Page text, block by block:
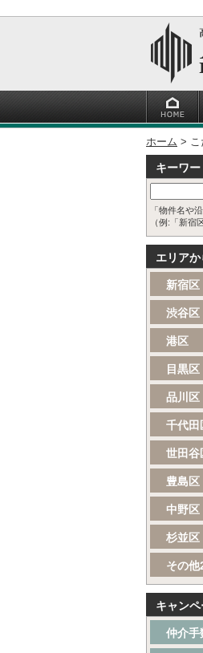
ホーム
キーワ
「物件名や
（例:「新
エリア
新宿区
渋谷区
港区
目黒区
品川区
千代田
世田谷
豊島区
中野区
杉並区
その他
キャン
仲介手